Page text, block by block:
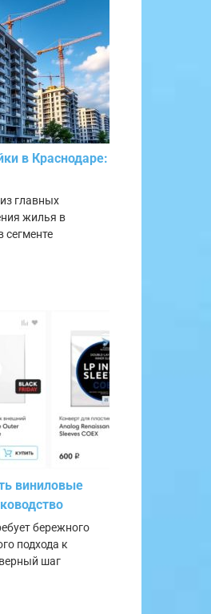
в Краснодаре:
главных
жилья в
сегменте
виниловые
бережного
подхода к
шаг